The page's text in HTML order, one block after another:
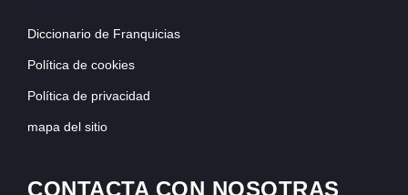
Diccionario de Franquicias
Política de cookies
Política de privacidad
mapa del sitio
CONTACTA CON NOSOTRAS